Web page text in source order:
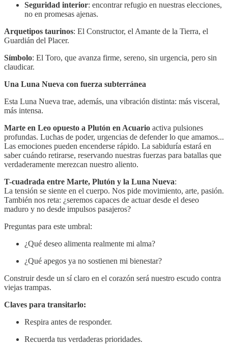
Seguridad interior: encontrar refugio en nuestras elecciones,
no en promesas ajenas.
Arquetipos taurinos: El Constructor, el Amante de la Tierra, el
Guardián del Placer.
Símbolo: El Toro, que avanza firme, sereno, sin urgencia, pero sin
claudicar.
Una Luna Nueva con fuerza subterránea
Esta Luna Nueva trae, además, una vibración distinta: más visceral,
más intensa.
Marte en Leo opuesto a Plutón en Acuario activa pulsiones
profundas. Luchas de poder, urgencias de defender lo que amamos...
Las emociones pueden encenderse rápido. La sabiduría estará en
saber cuándo retirarse, reservando nuestras fuerzas para batallas que
verdaderamente merezcan nuestro aliento.
T-cuadrada entre Marte, Plutón y la Luna Nueva:
La tensión se siente en el cuerpo. Nos pide movimiento, arte, pasión.
También nos reta: ¿seremos capaces de actuar desde el deseo
maduro y no desde impulsos pasajeros?
Preguntas para este umbral:
¿Qué deseo alimenta realmente mi alma?
¿Qué apegos ya no sostienen mi bienestar?
Construir desde un sí claro en el corazón será nuestro escudo contra
viejas trampas.
Claves para transitarlo:
Respira antes de responder.
Recuerda tus verdaderas prioridades.